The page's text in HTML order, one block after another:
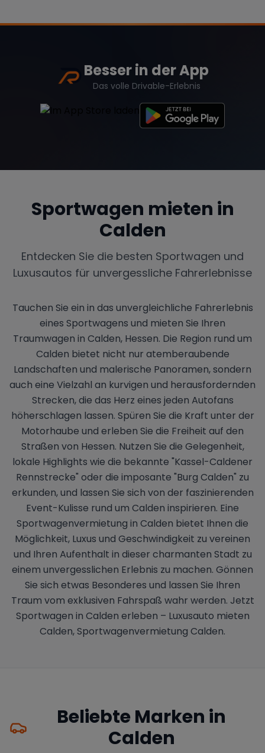
Besser in der App
Das volle Drivable-Erlebnis
Sportwagen mieten in
Calden
Entdecken Sie die besten Sportwagen und
Luxusautos für unvergessliche Fahrerlebnisse
Tauchen Sie ein in das unvergleichliche Fahrerlebnis
eines Sportwagens und mieten Sie Ihren
Traumwagen in Calden, Hessen. Die Region rund um
Calden bietet nicht nur atemberaubende
Landschaften und malerische Panoramen, sondern
auch eine Vielzahl an kurvigen und herausfordernden
Strecken, die das Herz eines jeden Autofans
höherschlagen lassen. Spüren Sie die Kraft unter der
Motorhaube und erleben Sie die Freiheit auf den
Straßen von Hessen. Nutzen Sie die Gelegenheit,
lokale Highlights wie die bekannte "Kassel-Caldener
Rennstrecke" oder die imposante "Burg Calden" zu
erkunden, und lassen Sie sich von der faszinierenden
Event-Kulisse rund um Calden inspirieren. Eine
Sportwagenvermietung in Calden bietet Ihnen die
Möglichkeit, Luxus und Geschwindigkeit zu vereinen
und Ihren Aufenthalt in dieser charmanten Stadt zu
einem unvergesslichen Erlebnis zu machen. Gönnen
Sie sich etwas Besonderes und lassen Sie Ihren
Traum vom exklusiven Fahrspaß wahr werden. Jetzt
Sportwagen in Calden erleben – Luxusauto mieten
Calden, Sportwagenvermietung Calden.
Beliebte Marken in
Calden